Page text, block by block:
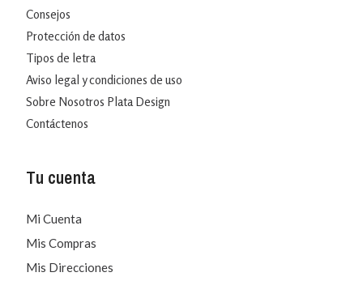
Consejos
Protección de datos
Tipos de letra
Aviso legal y condiciones de uso
Sobre Nosotros Plata Design
Contáctenos
Tu cuenta
Mi Cuenta
Mis Compras
Mis Direcciones